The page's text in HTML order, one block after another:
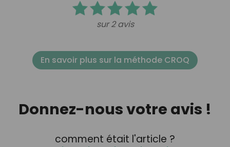
sur 2 avis
En savoir plus sur la méthode CROQ
Donnez-nous votre avis !
comment était l'article ?